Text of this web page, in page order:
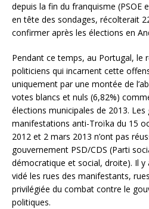
depuis la fin du franquisme (PSOE
en tête des sondages, récolterait
confirmer après les élections en
Pendant ce temps, au Portugal, le
politiciens qui incarnent cette
uniquement par une montée de
votes blancs et nuls (6,82%)
élections municipales de 2013. Les
manifestations anti-Troïka du 15
2012 et 2 mars 2013 n’ont pas
gouvernement PSD/CDS (Parti
démocratique et social, droite). Il y
vidé les rues des manifestants,
privilégiée du combat contre le
politiques.